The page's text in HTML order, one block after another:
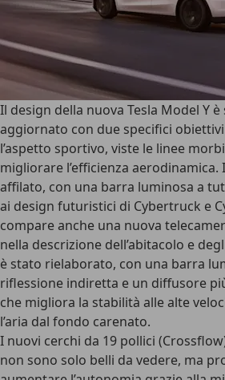
Il design della nuova Tesla Model Y è
aggiornato con due specifici
l’aspetto sportivo, viste le linee
migliorare l’efficienza
affilato, con una barra luminosa a
ai design futuristici di Cybertruck e
compare anche una nuova
nella descrizione dell’abitacolo e
è stato rielaborato, con una barra
riflessione indiretta e un diffusore
che migliora la stabilità alle alte
l’aria dal fondo carenato.
I nuovi cerchi da 19 pollici
non sono solo belli da vedere, ma